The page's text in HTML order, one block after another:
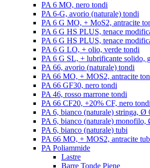
PA 6 MO, nero tondi
PA 6-G, avorio (naturale) tondi
PA 6 G MO, + MoS2, antracite
PA 6 G HS PLUS, tenace
PA 6 G HS PLUS, tenace
PA 6 G LO, + olio, verde tondi
PA 6 G SL, + lubrificante solido,
PA 66, avorio (naturale) tondi
PA 66 MO, + MOS2, antracite
PA 66 GF30, nero tondi
PA 46, rosso marrone tondi
PA 66 CF20, +20% CF, nero tondi
PA 6, bianco (naturale) stringa, Ø
PA 6, bianco (naturale) monofilo,
PA 6, bianco (naturale) tubi
PA 66 MO, + MOS2, antracite
PA Poliammide
Lastre
Barre Tonde Piene